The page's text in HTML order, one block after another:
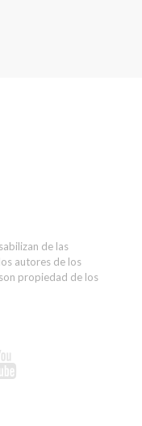
de las
autores de los
propiedad de los